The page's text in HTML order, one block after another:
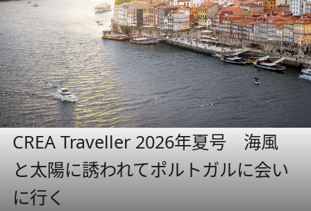
CREA Traveller 2026年夏号 海風
と太陽に誘われてポルトガルに会い
に行く